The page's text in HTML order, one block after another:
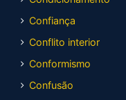
Confiança
Conflito interior
Conformismo
Confusão